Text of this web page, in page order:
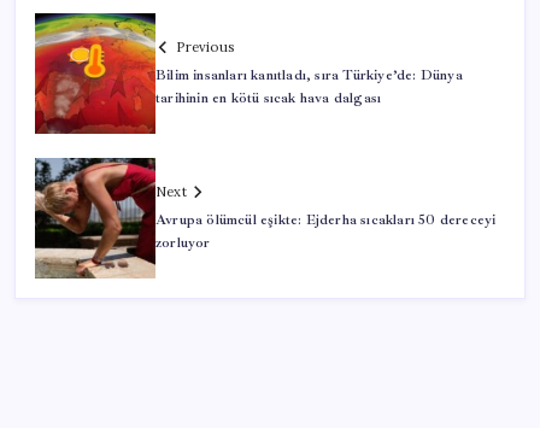
Previous
Bilim insanları kanıtladı, sıra Türkiye’de: Dünya
tarihinin en kötü sıcak hava dalgası
Next
Avrupa ölümcül eşikte: Ejderha sıcakları 50 dereceyi
zorluyor